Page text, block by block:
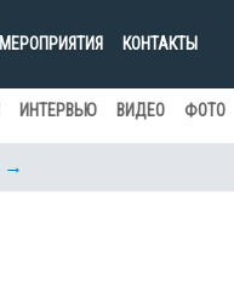
МЕРОПРИЯТИЯ КОНТАКТЫ
ИНТЕРВЬЮ ВИДЕО ФОТО
→